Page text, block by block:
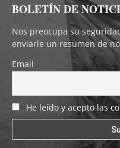
BOLETÍN DE
Nos preocupa su
enviarle un resumen de
Email
He leído y acepto las